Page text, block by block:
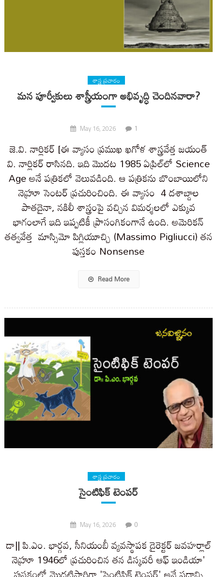
శాస్త్ర ప్రచారం
మన పూర్వీకులు శాస్త్రీయంగా అభివృద్ధి చెందినవారా?
May 16, 2026 1
జె.వి. నార్లికర్ [ఈ వ్యాసం ప్రముఖ ఖగోళ శాస్త్రవేత్త జయంత్
వి. నార్లికర్ రాసినది. ఇది మొదట 1985 ఏప్రిల్‌లో Science
Age అనే పత్రికలో వెలువడింది. ఆ పత్రికను బొంబాయిలోని
నెహ్రూ సెంటర్ ప్రచురించింది. ఈ వ్యాసం 4 దశాబ్దాల
పాతదైనా, నకిలీ శాస్త్రంపై వచ్చిన విమర్శలలో ఎక్కువ
భాగంలాగే ఇది ఇప్పటికీ ప్రాసంగికంగానే ఉంది. అమెరికన్
తత్వవేత్త మాస్సిమో పిగ్లియూచ్చి (Massimo Pigliucci) తన
పుస్తకం Nonsense
Read More
శాస్త్ర ప్రచారం
సైంటిఫిక్ టెంపర్
May 16, 2026 0
డా|| పి.ఎం. భార్గవ, సీనియంబీ వ్యవస్థాపక డైరెక్టర్ జవహర్లాల్
నెహ్రూ 1946లో ప్రచురించిన తన డిస్కవరీ ఆఫ్ ఇండియా'